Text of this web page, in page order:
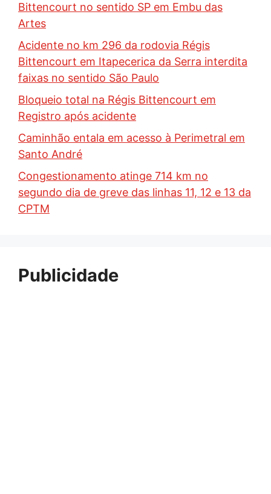
Bittencourt no sentido SP em Embu das
Artes
Acidente no km 296 da rodovia Régis
Bittencourt em Itapecerica da Serra interdita
faixas no sentido São Paulo
Bloqueio total na Régis Bittencourt em
Registro após acidente
Caminhão entala em acesso à Perimetral em
Santo André
Congestionamento atinge 714 km no
segundo dia de greve das linhas 11, 12 e 13 da
CPTM
Publicidade